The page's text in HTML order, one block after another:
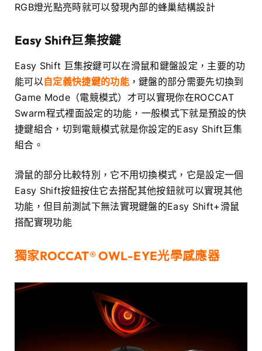
RGB燈光點亮時就可以發現內部的蜂巢結構設計
Easy Shift巨集按鍵
Easy Shift 巨集按鍵可以在滑鼠和鍵盤設定，主要的功
能可以自定義快捷鍵的功能，鍵盤的部分需要先切換到
Game Mode（電競模式）才可以實現你在ROCCAT
Swarm程式裡面設定的功能，一般模式下就是預設的快
捷鍵組合，切到電競模式就是你設定的Easy Shift巨集
組合。
滑鼠的部分比較特別，它不用切換模式，它是設定一個
Easy Shift按鈕按住它去搭配其他按鈕就可以實現其他
功能，但目前測試下無法實現鍵盤的Easy Shift+滑鼠
搭配實現功能
獨家ROCCAT® OWL-EYE光學感應器